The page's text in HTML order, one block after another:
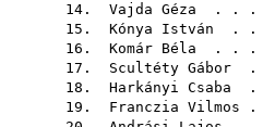
14. Vajda Géza . . .
15. Kónya István . .
16. Komár Béla . . .
17. Scultéty Gábor .
18. Harkányi Csaba .
19. Franczia Vilmos .